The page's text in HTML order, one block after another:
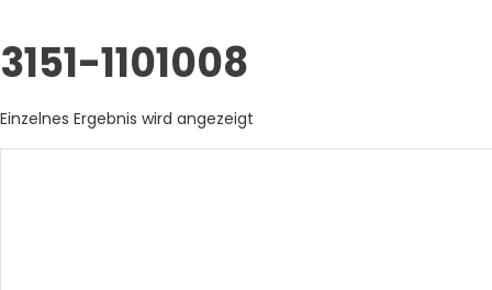
3151-1101008
Einzelnes Ergebnis wird angezeigt